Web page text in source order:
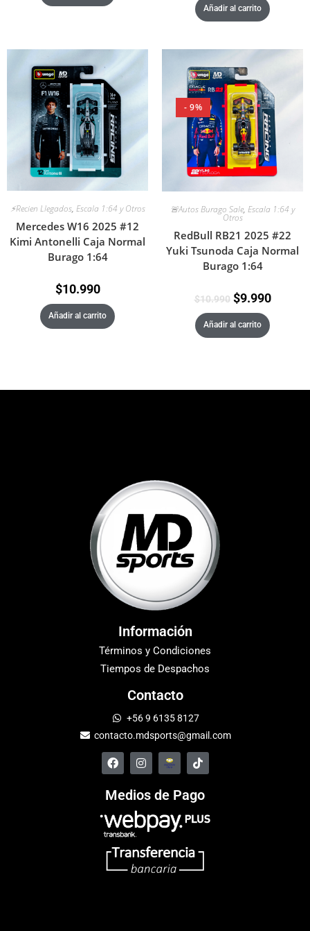
Añadir al carrito
⚡Recien Llegados, Escala 1:64 y Otros
Mercedes W16 2025 #12
Kimi Antonelli Caja Normal
Burago 1:64
$10.990
Añadir al carrito
- 9%
🚨Autos Burago Sale, Escala 1:64 y
Otros
RedBull RB21 2025 #22
Yuki Tsunoda Caja Normal
Burago 1:64
$10.990 $9.990
Añadir al carrito
Información
Términos y Condiciones
Tiempos de Despachos
Contacto
+56 9 6135 8127
contacto.mdsports@gmail.com
Medios de Pago